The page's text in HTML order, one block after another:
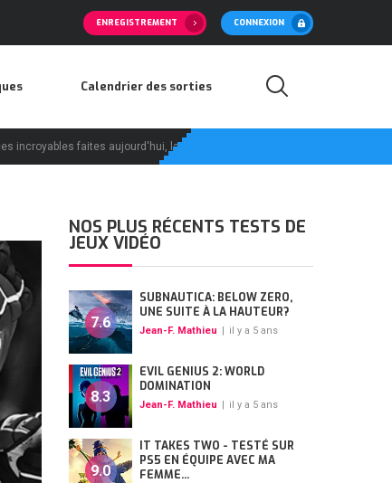
ENREGISTREMENT CONNEXION
Calendrier des sorties
faites aujourd'hui, la demande pour les PS5 risque d'augment...
NOS PLUS RÉCENTS TESTS DE
JEUX VIDÉO
7.6
SUBNAUTICA: BELOW ZERO,
UNE SUITE À LA HAUTEUR?
Jean-F. Mathieu | il y a 5 ans
8.3
EVIL GENIUS 2: WORLD
DOMINATION
Jean-F. Mathieu | il y a 5 ans
9.0
IT TAKES TWO - TESTÉ SUR
PS5 EN ÉQUIPE AVEC MA
FEMME...